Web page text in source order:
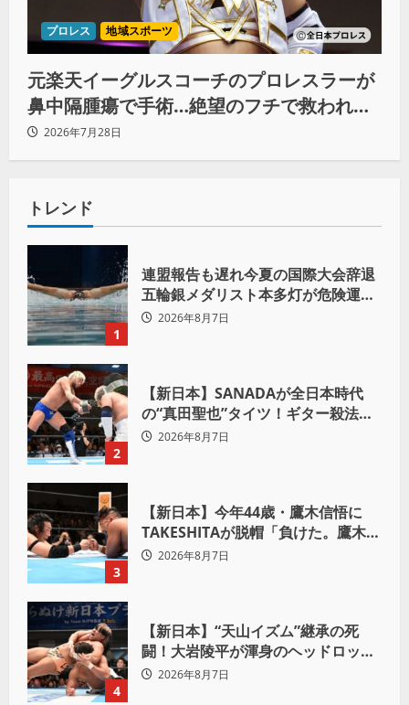
プロレス 地域スポーツ
元楽天イーグルスコーチのプロレスラーが
鼻中隔腫瘍で手術…絶望のフチで救われた
リーダーの言葉
2026年7月28日
トレンド
1
連盟報告も遅れ今夏の国際大会辞退
五輪銀メダリスト本多灯が危険運転
致傷で起訴
2026年8月7日
2
【新日本】SANADAが全日本時代
の“真田聖也”タイツ！ギター殺法で
Yuto-IceをKO「俺と闘う時は考え
2026年8月7日
3
【新日本】今年44歳・鷹木信悟に
TAKESHITAが脱帽「負けた。鷹木信
悟、強いわ！」
2026年8月7日
4
【新日本】“天山イズム”継承の死
闘！大岩陵平が渾身のヘッドロック
で後藤洋央紀からタップ奪取 執念の
2026年8月7日